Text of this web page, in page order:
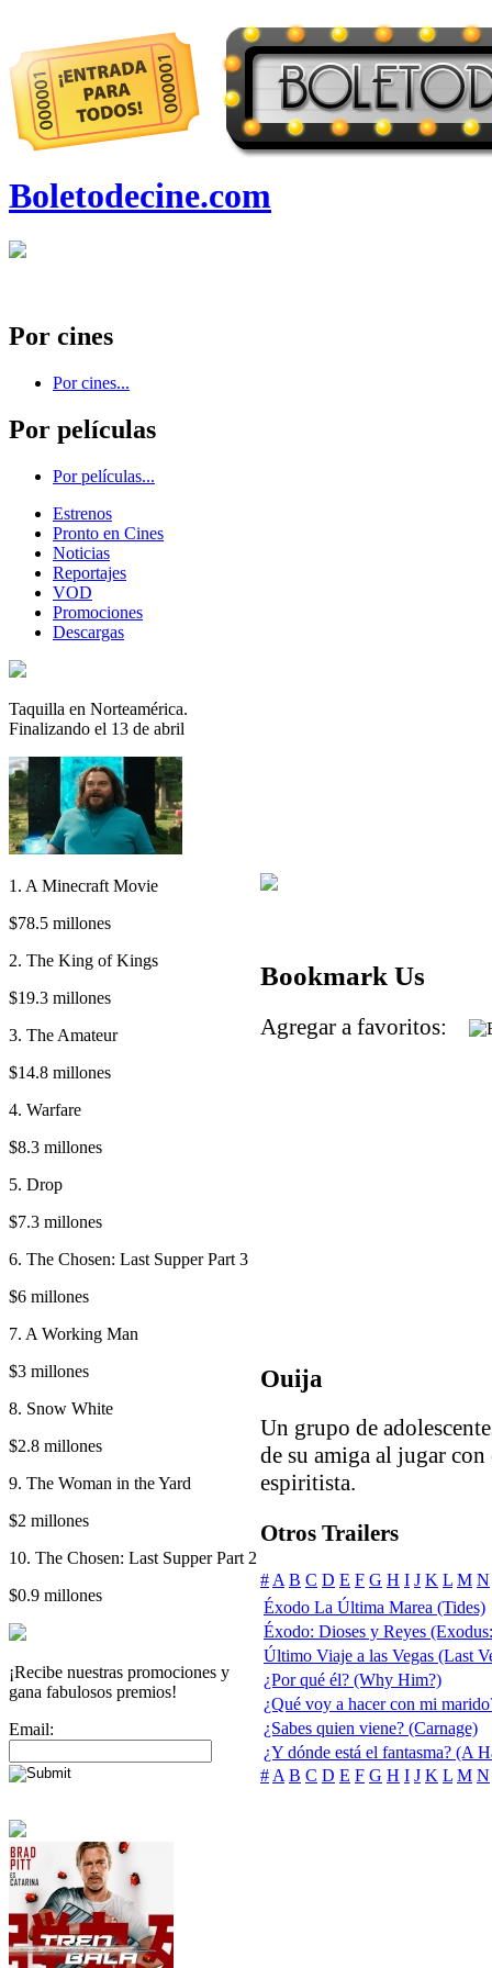
Boletodecine.com
Por cines
Por cines...
Por películas
Por películas...
Estrenos
Pronto en Cines
Noticias
Reportajes
VOD
Promociones
Descargas
Taquilla en Norteamérica.
Finalizando el 13 de abril
1. A Minecraft Movie
$78.5 millones
2. The King of Kings
$19.3 millones
3. The Amateur
$14.8 millones
4. Warfare
$8.3 millones
5. Drop
$7.3 millones
6. The Chosen: Last Supper Part 3
$6 millones
7. A Working Man
$3 millones
8. Snow White
$2.8 millones
9. The Woman in the Yard
$2 millones
10. The Chosen: Last Supper Part 2
$0.9 millones
¡Recibe nuestras promociones y
gana fabulosos premios!
Email:
Bookmark Us
Agregar a favoritos:
Ouija
Un grupo de
de su amiga al jugar
espiritista.
Otros Trailers
# A B C D E F G H I J K L M N
Éxodo La Última Marea (Tides)
Éxodo: Dioses y Reyes
Último Viaje a las Vegas (Last
¿Por qué él? (Why Him?)
¿Qué voy a hacer con mi
¿Sabes quien viene? (Carnage)
¿Y dónde está el fantasma? (A
# A B C D E F G H I J K L M N